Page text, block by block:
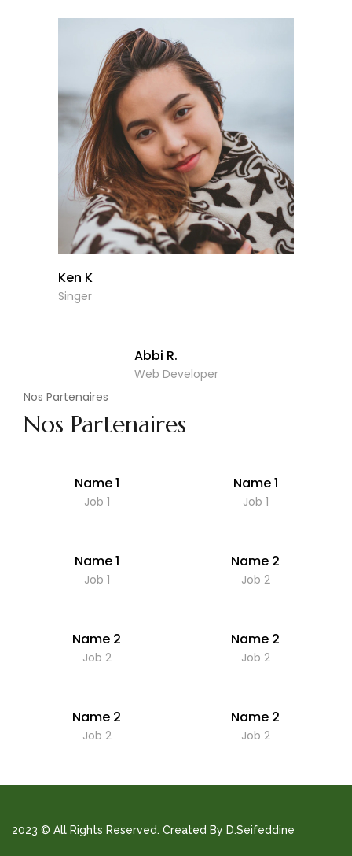
Ken K
Singer
Abbi R.
Web Developer
Nos Partenaires
Nos Partenaires
Name 1
Job 1
Name 1
Job 1
Name 1
Job 1
Name 2
Job 2
Name 2
Job 2
Name 2
Job 2
Name 2
Job 2
Name 2
Job 2
2023 © All Rights Reserved. Created By D.Seifeddine